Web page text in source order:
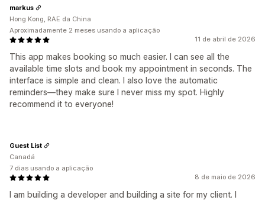
11 de abril de 2026
This app makes booking so much easier. I can see all the
available time slots and book my appointment in seconds. The
interface is simple and clean. I also love the automatic
reminders—they make sure I never miss my spot. Highly
recommend it to everyone!
markus
Hong Kong, RAE da China
Aproximadamente 2 meses usando a aplicação
8 de maio de 2026
I am building a developer and building a site for my client. I
Guest List
Canadá
7 dias usando a aplicação